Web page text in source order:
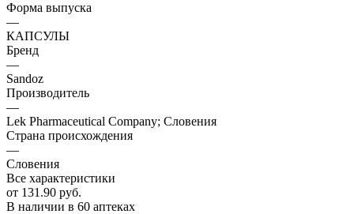
Форма выпуска
—
КАПСУЛЫ
Бренд
—
Sandoz
Производитель
—
Lek Pharmaceutical Company; Словения
Страна происхождения
—
Словения
Все характеристики
от 131.90 руб.
В наличии в 60 аптеках